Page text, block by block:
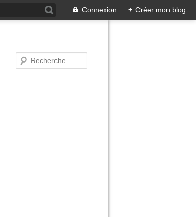
Connexion + Créer mon blog